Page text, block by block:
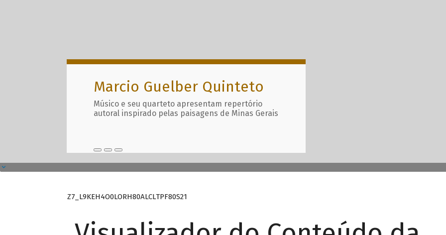
Marcio Guelber Quinteto
Músico e seu quarteto apresentam repertório
autoral inspirado pelas paisagens de Minas Gerais
Z7_L9KEH4O0LORH80ALCLTPF80S21